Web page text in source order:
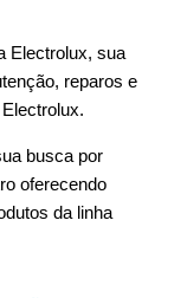
Electrolux, sua
reparos e
busca por
oferecendo
da linha